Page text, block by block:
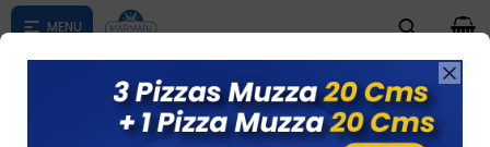

según su zona
0

Tortelin De Kilo Don Vera